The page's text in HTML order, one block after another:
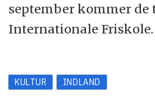
september kommer de
Internationale Friskole.
KULTUR INDLAND